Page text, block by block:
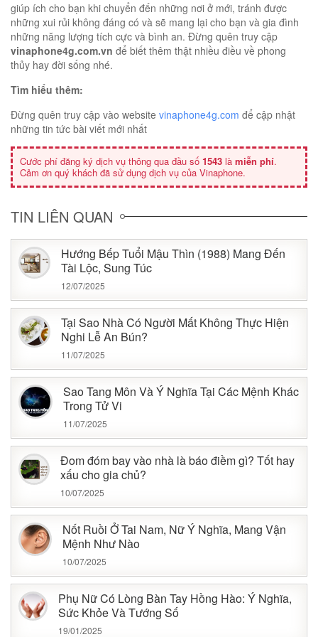
giúp ích cho bạn khi chuyển đến những nơi ở mới, tránh được
những xui rủi không đáng có và sẽ mang lại cho bạn và gia đình
những năng lượng tích cực và bình an. Đừng quên truy cập
vinaphone4g.com.vn để biết thêm thật nhiều điều về phong
thủy hay đời sống nhé.
Tìm hiểu thêm:
Đừng quên truy cập vào website vinaphone4g.com để cập nhật
những tin tức bài viết mới nhất
Cước phí đăng ký dịch vụ thông qua đầu số 1543 là miễn phí.
Cảm ơn quý khách đã sử dụng dịch vụ của Vinaphone.
TIN LIÊN QUAN
Hướng Bếp Tuổi Mậu Thìn (1988) Mang Đến
Tài Lộc, Sung Túc
12/07/2025
Tại Sao Nhà Có Người Mất Không Thực Hiện
Nghi Lễ An Bún?
11/07/2025
Sao Tang Môn Và Ý Nghĩa Tại Các Mệnh Khác
Trong Tử Vi
11/07/2025
Đom đóm bay vào nhà là báo điềm gì? Tốt hay
xấu cho gia chủ?
10/07/2025
Nốt Ruồi Ở Tai Nam, Nữ Ý Nghĩa, Mang Vận
Mệnh Như Nào
10/07/2025
Phụ Nữ Có Lòng Bàn Tay Hồng Hào: Ý Nghĩa,
Sức Khỏe Và Tướng Số
19/01/2025